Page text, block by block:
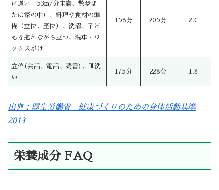
に遅い＝53m/分未満、散歩ま
たは家の中）、料理や食材の準
備（立位、座位）、洗濯、子ど
もを抱えながら立つ、洗車・ワ
ックスがけ
158分 205分 2.0
立位(会話、電話、読書)、皿洗
い
175分 228分 1.8
出典：厚生労働省 健康づくりのための身体活動基準
2013
栄養成分 FAQ